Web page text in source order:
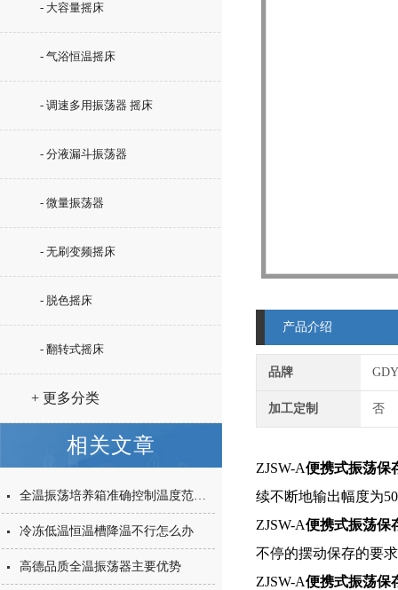
- 大容量摇床
- 气浴恒温摇床
- 调速多用振荡器 摇床
- 分液漏斗振荡器
- 微量振荡器
- 无刷变频摇床
- 脱色摇床
- 翻转式摇床
+ 更多分类
相关文章
全温振荡培养箱准确控制温度范围与振荡方式
冷冻低温恒温槽降温不行怎么办
高德品质全温振荡器主要优势
产品介绍
品牌
加工定制 否
ZJSW-A便携式振荡保
续不断地输出幅度为
ZJSW-A便携式振荡保
不停的摆动保存的要
ZJSW-A便携式振荡保